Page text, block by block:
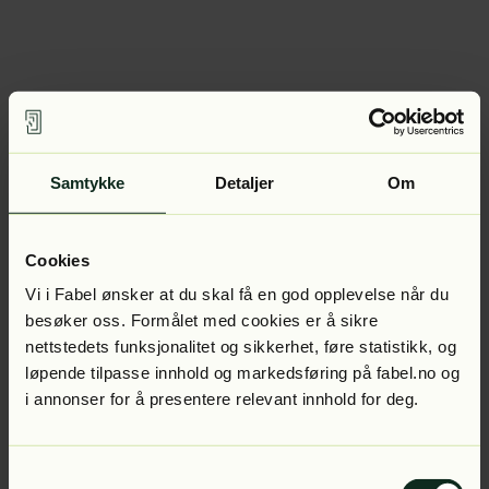
Samtykke Detaljer Om
Cookies
Vi i Fabel ønsker at du skal få en god opplevelse når du
besøker oss. Formålet med cookies er å sikre
nettstedets funksjonalitet og sikkerhet, føre statistikk, og
løpende tilpasse innhold og markedsføring på fabel.no og
i annonser for å presentere relevant innhold for deg.